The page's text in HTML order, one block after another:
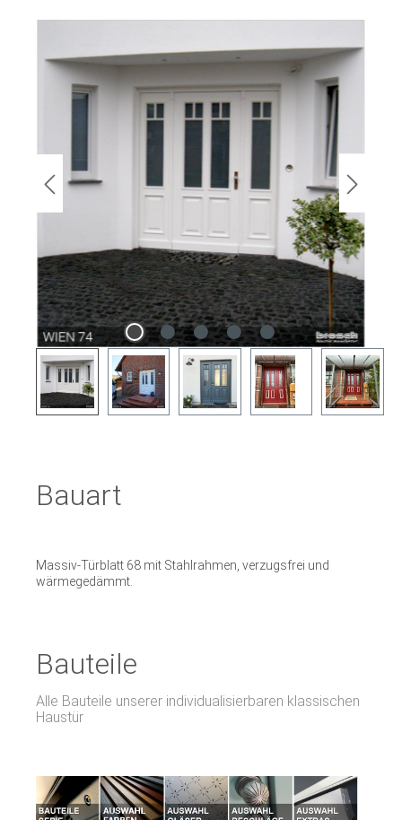
Bauart
Massiv-Türblatt 68 mit Stahlrahmen, verzugsfrei und
wärmegedämmt.
Bauteile
Alle Bauteile unserer individualisierbaren klassischen
Haustür